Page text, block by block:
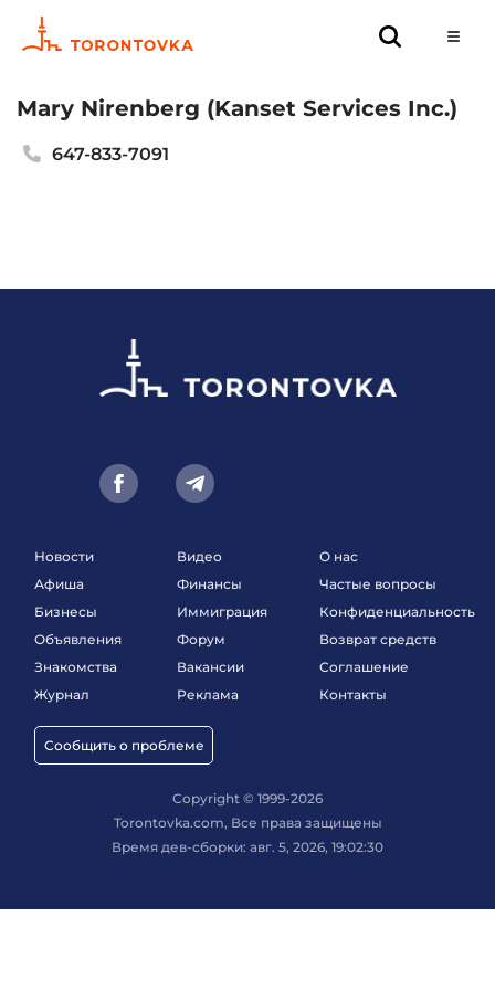
Mary Nirenberg (Kanset Services Inc.)
647-833-7091
Новости
Афиша
Бизнесы
Объявления
Знакомства
Журнал
Сообщить о проблеме
Видео
Финансы
Иммиграция
Форум
Вакансии
Реклама
О нас
Частые вопросы
Конфиденциальность
Возврат средств
Соглашение
Контакты
Copyright © 1999-2026
Torontovka.com, Все права защищены
Время дев-сборки: авг. 5, 2026, 19:02:30